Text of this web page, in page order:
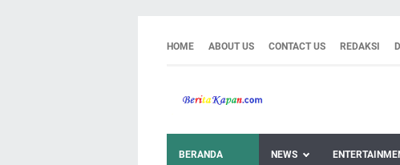
HOME ABOUT US CONTACT US REDAKSI
BERANDA NEWS